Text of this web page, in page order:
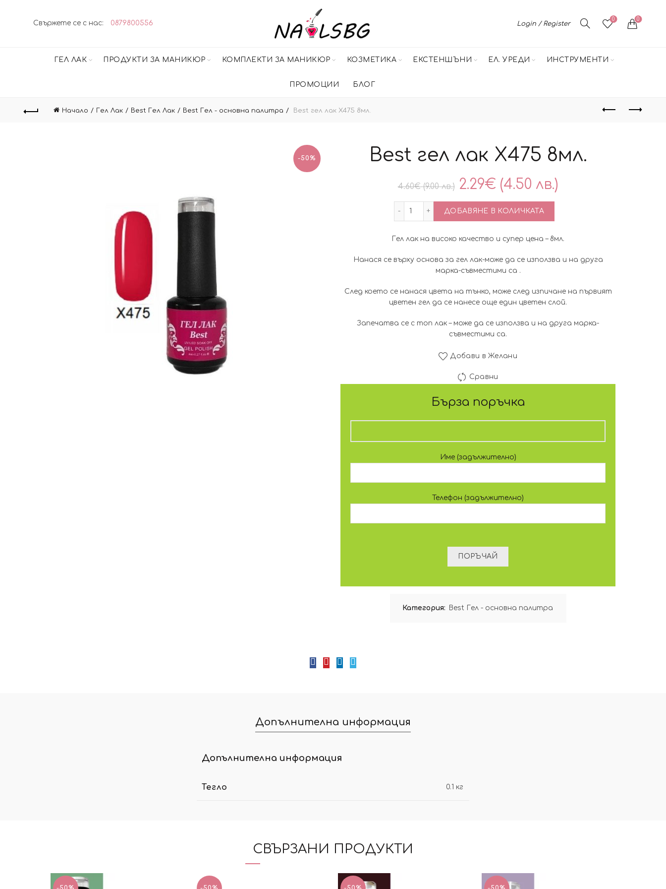
Свържете се с нас: 0879800556 Login / Register
0 0
ГЕЛ ЛАК ПРОДУКТИ ЗА МАНИКЮР КОМПЛЕКТИ ЗА МАНИКЮР КОЗМЕТИКА ЕКСТЕНШЪНИ ЕЛ. УРЕДИ ИНСТРУМЕНТИ
ПРОМОЦИИ БЛОГ
Начало Гел Лак Best Гел Лак Best Гел - основна палитра Best гел лак X475 8мл.
-50% Best гел лак X475 8мл.
4.60€ (9.00 лв.) Original
price
(9.00
лв.).
2.29€ (4.50 лв.)
лв.).
количество за Best гел лак X475 8мл.
ДОБАВЯНЕ В КОЛИЧКАТА
Гел лак на високо качество и супер цена – 8мл.
Нанася се върху основа за гел лак-може да се използва и на друга
марка-съвместими са .
След което се нанася цвета на тънко, може след изпичане на първият
цветен гел да се нанесе още един цветен слой.
Запечатва се с топ лак – може да се използва и на друга марка-
съвместими са.
Добави в Желани
Сравни
Бърза поръчка
Име (задължително)
Телефон (задължително)
Категория: Best Гел - основна палитра
Допълнителна информация
Допълнителна информация
Тегло 0.1 кг
СВЪРЗАНИ ПРОДУКТИ